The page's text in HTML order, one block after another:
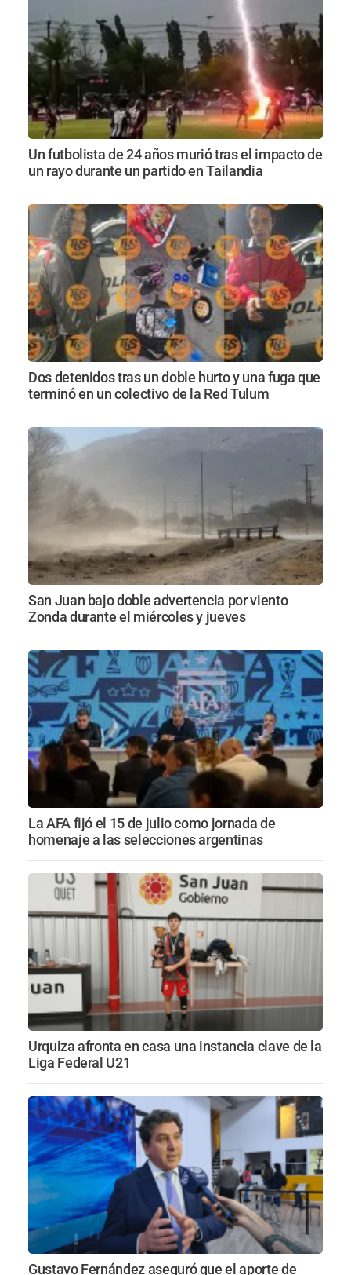
Un futbolista de 24 años murió tras el impacto de
un rayo durante un partido en Tailandia
Dos detenidos tras un doble hurto y una fuga que
terminó en un colectivo de la Red Tulum
San Juan bajo doble advertencia por viento
Zonda durante el miércoles y jueves
La AFA fijó el 15 de julio como jornada de
homenaje a las selecciones argentinas
Urquiza afronta en casa una instancia clave de la
Liga Federal U21
Gustavo Fernández aseguró que el aporte de